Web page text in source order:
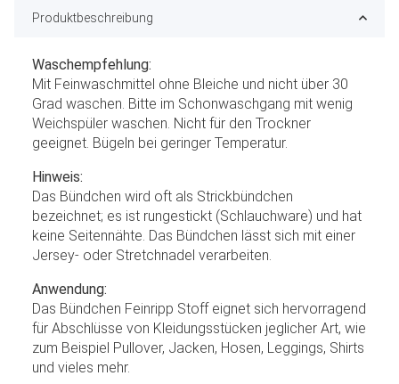
Produktbeschreibung
Waschempfehlung:
Mit Feinwaschmittel ohne Bleiche und nicht über 30
Grad waschen. Bitte im Schonwaschgang mit wenig
Weichspüler waschen. Nicht für den Trockner
geeignet. Bügeln bei geringer Temperatur.
Hinweis:
Das Bündchen wird oft als Strickbündchen
bezeichnet; es ist rungestickt (Schlauchware) und hat
keine Seitennähte. Das Bündchen lässt sich mit einer
Jersey- oder Stretchnadel verarbeiten.
Anwendung:
Das Bündchen Feinripp Stoff eignet sich hervorragend
für Abschlüsse von Kleidungsstücken jeglicher Art, wie
zum Beispiel Pullover, Jacken, Hosen, Leggings, Shirts
und vieles mehr.